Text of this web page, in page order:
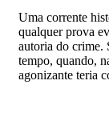
Uma corrente
qualquer prova
autoria do crime.
tempo, quando,
agonizante teria